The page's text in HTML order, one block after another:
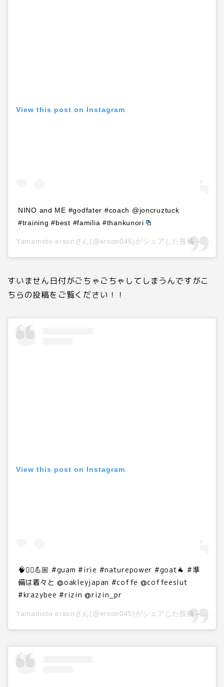
View this post on Instagram
NINO and ME #godfater #coach @joncruztuck
#training #best #familia #thankunori
すいません日付がごちゃごちゃしてしまうんですがこ
ちらの投稿をご覧ください！！
View this post on Instagram
🧠🧟‍♂️💪🏼 #guam #irie #naturepower #goat🐐 #準
備は着々と @oakleyjapan #coffe @coffeeslut
#krazybee #rizin @rizin_pr